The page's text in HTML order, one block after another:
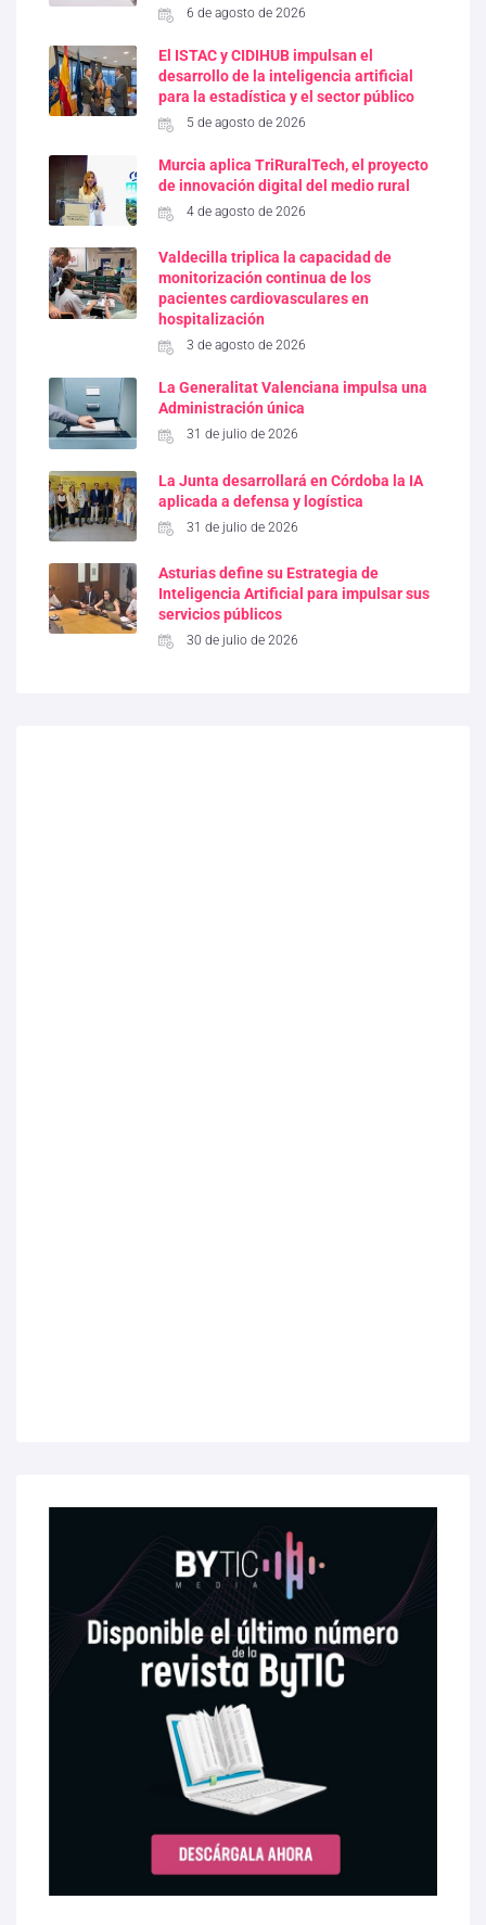
6 de agosto de 2026
El ISTAC y CIDIHUB impulsan el
desarrollo de la inteligencia artificial
para la estadística y el sector público
5 de agosto de 2026
Murcia aplica TriRuralTech, el proyecto
de innovación digital del medio rural
4 de agosto de 2026
Valdecilla triplica la capacidad de
monitorización continua de los
pacientes cardiovasculares en
hospitalización
3 de agosto de 2026
La Generalitat Valenciana impulsa una
Administración única
31 de julio de 2026
La Junta desarrollará en Córdoba la IA
aplicada a defensa y logística
31 de julio de 2026
Asturias define su Estrategia de
Inteligencia Artificial para impulsar sus
servicios públicos
30 de julio de 2026